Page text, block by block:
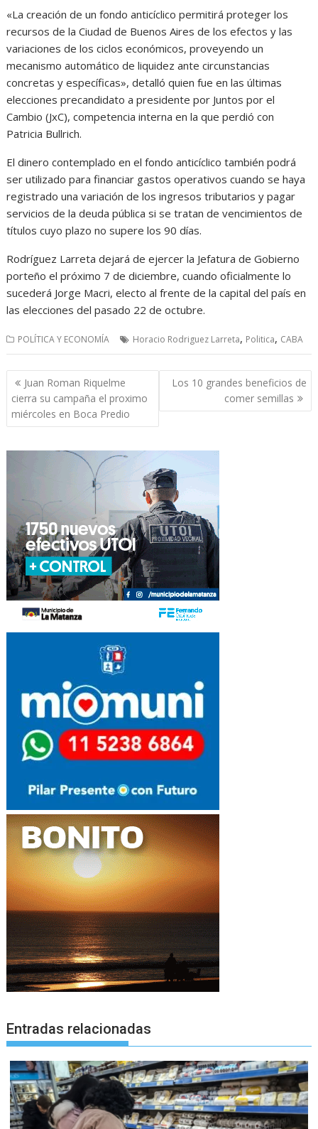
«La creación de un fondo anticíclico permitirá proteger los
recursos de la Ciudad de Buenos Aires de los efectos y las
variaciones de los ciclos económicos, proveyendo un
mecanismo automático de liquidez ante circunstancias
concretas y específicas», detalló quien fue en las últimas
elecciones precandidato a presidente por Juntos por el
Cambio (JxC), competencia interna en la que perdió con
Patricia Bullrich.
El dinero contemplado en el fondo anticíclico también podrá
ser utilizado para financiar gastos operativos cuando se haya
registrado una variación de los ingresos tributarios y pagar
servicios de la deuda pública si se tratan de vencimientos de
títulos cuyo plazo no supere los 90 días.
Rodríguez Larreta dejará de ejercer la Jefatura de Gobierno
porteño el próximo 7 de diciembre, cuando oficialmente lo
sucederá Jorge Macri, electo al frente de la capital del país en
las elecciones del pasado 22 de octubre.
POLÍTICA Y ECONOMÍA Horacio Rodriguez Larreta, Politica, CABA
Navegación
de
entradas
Juan Roman Riquelme
cierra su campaña el proximo
miércoles en Boca Predio
Los 10 grandes beneficios de
comer semillas
Entradas relacionadas